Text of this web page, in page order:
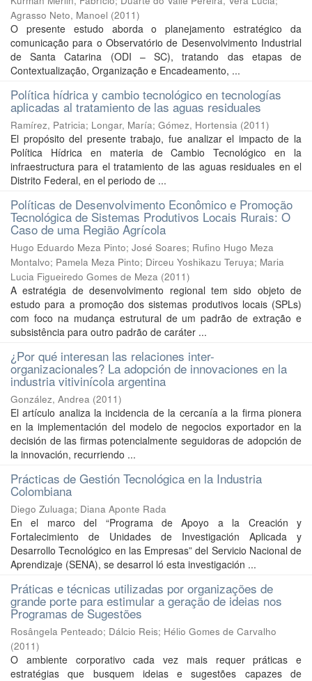
Agrasso Neto, Manoel (2011)
O presente estudo aborda o planejamento estratégico da
comunicação para o Observatório de Desenvolvimento Industrial
de Santa Catarina (ODI – SC), tratando das etapas de
Contextualização, Organização e Encadeamento, ...
Política hídrica y cambio tecnológico en tecnologías
aplicadas al tratamiento de las aguas residuales
Ramírez, Patricia; Longar, María; Gómez, Hortensia (2011)
El propósito del presente trabajo, fue analizar el impacto de la
Política Hídrica en materia de Cambio Tecnológico en la
infraestructura para el tratamiento de las aguas residuales en el
Distrito Federal, en el periodo de ...
Políticas de Desenvolvimento Econômico e Promoção
Tecnológica de Sistemas Produtivos Locais Rurais: O
Caso de uma Região Agrícola
Hugo Eduardo Meza Pinto; José Soares; Rufino Hugo Meza
Montalvo; Pamela Meza Pinto; Dirceu Yoshikazu Teruya; Maria
Lucia Figueiredo Gomes de Meza (2011)
A estratégia de desenvolvimento regional tem sido objeto de
estudo para a promoção dos sistemas produtivos locais (SPLs)
com foco na mudança estrutural de um padrão de extração e
subsistência para outro padrão de caráter ...
¿Por qué interesan las relaciones inter-
organizacionales? La adopción de innovaciones en la
industria vitivinícola argentina
González, Andrea (2011)
El artículo analiza la incidencia de la cercanía a la firma pionera
en la implementación del modelo de negocios exportador en la
decisión de las firmas potencialmente seguidoras de adopción de
la innovación, recurriendo ...
Prácticas de Gestión Tecnológica en la Industria
Colombiana
Diego Zuluaga; Diana Aponte Rada
En el marco del “Programa de Apoyo a la Creación y
Fortalecimiento de Unidades de Investigación Aplicada y
Desarrollo Tecnológico en las Empresas” del Servicio Nacional de
Aprendizaje (SENA), se desarrol ló esta investigación ...
Práticas e técnicas utilizadas por organizações de
grande porte para estimular a geração de ideias nos
Programas de Sugestões
Rosângela Penteado; Dálcio Reis; Hélio Gomes de Carvalho
(2011)
O ambiente corporativo cada vez mais requer práticas e
estratégias que busquem ideias e sugestões capazes de